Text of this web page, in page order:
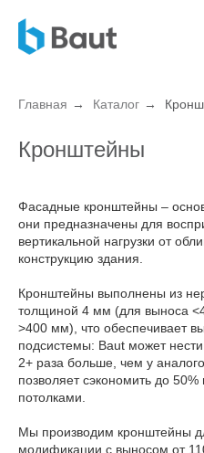
Главная → Каталог →
Кронштейны
Фасадные кронштейны –
они предназначены для
вертикальной нагрузки от
конструкцию здания.
Кронштейны выполнены из
толщиной 4 мм (для выноса
>400 мм), что обеспечивает
подсистемы: Baut может
2+ раза больше, чем у
позволяет сэкономить до
потолками.
Мы производим кронштейны
модификации с выносом от